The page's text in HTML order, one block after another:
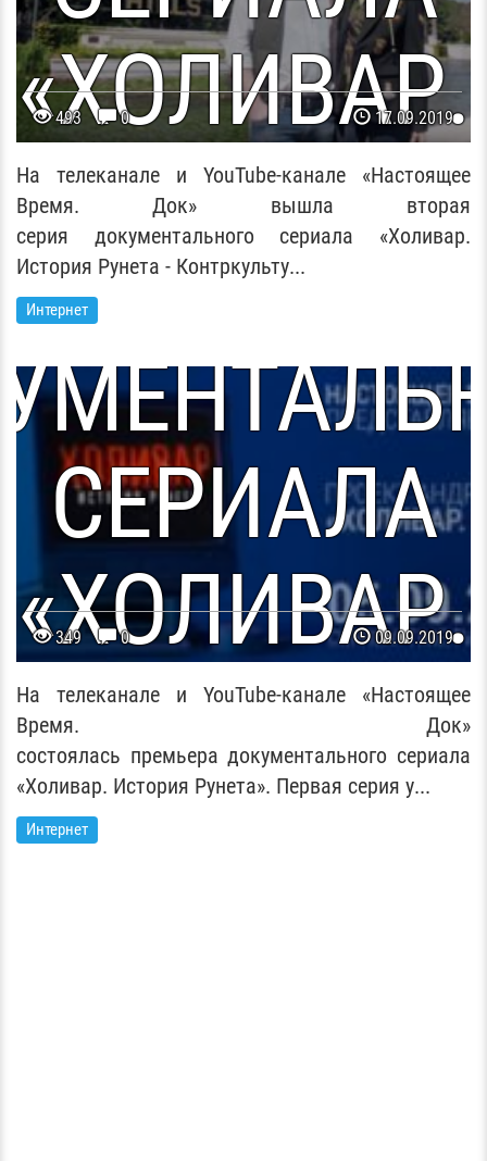
«ХОЛИВАР.
493 0 17.09.2019
На телеканале и YouTube-канале «Настоящее
Время. Док» вышла вторая
серия документального сериала «Холивар.
История Рунета - Контркульту...
Интернет
ПРЕМЬЕРА
СЕРИАЛА
«ХОЛИВАР.
349 0 09.09.2019
На телеканале и YouTube-канале «Настоящее
Время. Док»
состоялась премьера документального сериала
«Холивар. История Рунета». Первая серия у...
Интернет